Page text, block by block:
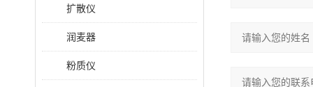
扩散仪
润麦器
粉质仪